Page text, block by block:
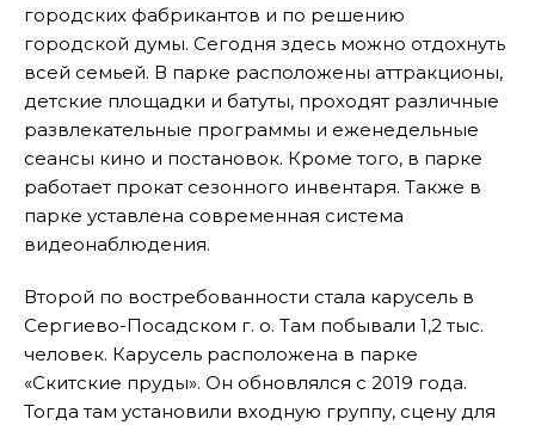
городских фабрикантов и по решению
городской думы. Сегодня здесь можно отдохнуть
всей семьей. В парке расположены аттракционы,
детские площадки и батуты, проходят различные
развлекательные программы и еженедельные
сеансы кино и постановок. Кроме того, в парке
работает прокат сезонного инвентаря. Также в
парке уставлена современная система
видеонаблюдения.
Второй по востребованности стала карусель в
Сергиево-Посадском г. о. Там побывали 1,2 тыс.
человек. Карусель расположена в парке
«Скитские пруды». Он обновлялся с 2019 года.
Тогда там установили входную группу, сцену для